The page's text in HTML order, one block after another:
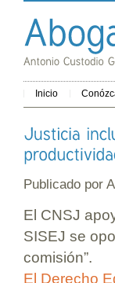
Inicio
Publicado por
El CNSJ
SISEJ se
comisión”.
El Derecho